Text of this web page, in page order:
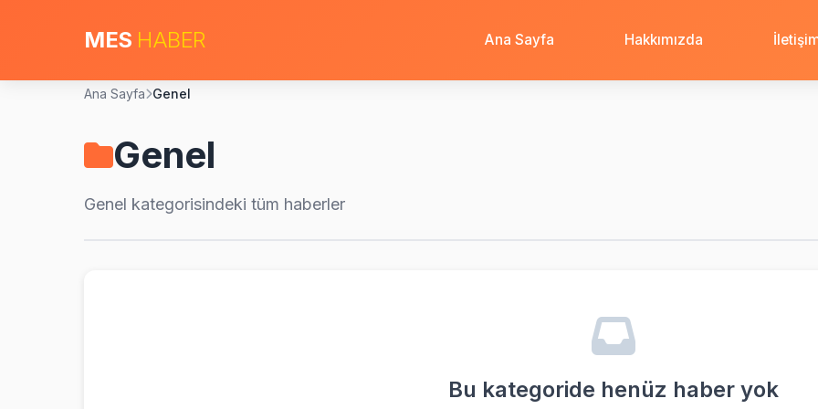
MES HABER Ana Sayfa Hakkımızda
Ana Sayfa Genel
Genel
Genel kategorisindeki tüm haberler
Bu kategoride henüz haber yok